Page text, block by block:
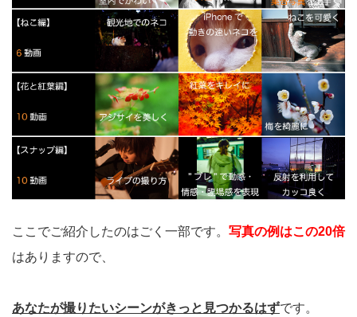
ここでご紹介したのはごく一部です。 写真の例はこの20倍
はありますので、
あなたが撮りたいシーンがきっと見つかるはずです。